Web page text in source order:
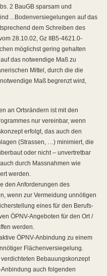
2 BauGB sparsam und
...Bodenversiegelungen auf das
dem Schreiben des
28.10.02, Gz IIB5-4621.0-
möglichst gering gehalten
das notwendige Maß zu
Mittel, durch die die
Maß begrenzt wird,
an Ortsrändern ist mit den
nur vereinbar, wenn
erfolgt, das auch den
(Strassen, …) minimiert, die
oder nicht – unvertretbar
durch Massnahmen wie
werden.
den Anforderungen des
wenn zur Vermeidung unnötigen
eines für den Berufs-
ÖPNV-Angeboten für den Ort /
werden.
ÖPNV-Anbindung zu einem
Flächenversiegelung.
Bebauungskonzept
auch folgenden